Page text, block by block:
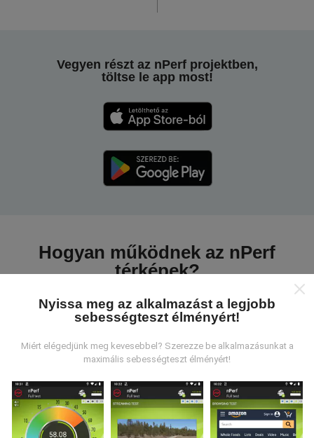
Vegyen részt az nPerf projektben,
töltse le app most!
Hogyan működnek az nPerf
térképek?
Az adatokat az nPerf alkalmazás felhasználói által
végzett tesztekből gyűjtik. Ezek valós körülmények
között, közvetlenül a terepen végzett tesztek. Ha
Nyissa meg az alkalmazást a legjobb
sebességteszt élményért!
Miért elégedjünk meg kevesebbel? Szerezze be alkalmazásunkat a
maximális sebességteszt élményért!